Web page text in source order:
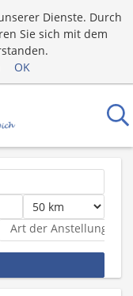
Dienste. Durch
Sie sich mit dem
OK
Art der Anstellung